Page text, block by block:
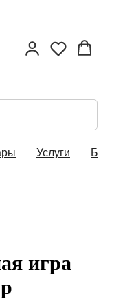
Услуги Блог
игра